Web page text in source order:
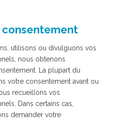
utilisons ou divulguons vos
nous obtenons
La plupart du
votre consentement avant ou
recueillons vos
Dans certains cas,
demander votre